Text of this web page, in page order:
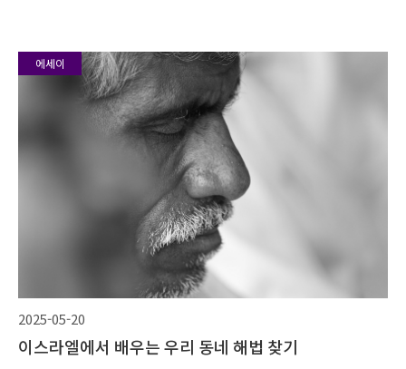
에세이
2025-05-20
이스라엘에서 배우는 우리 동네 해법 찾기